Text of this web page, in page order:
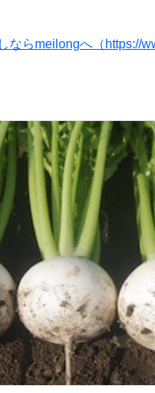
ならmeilongへ（https://